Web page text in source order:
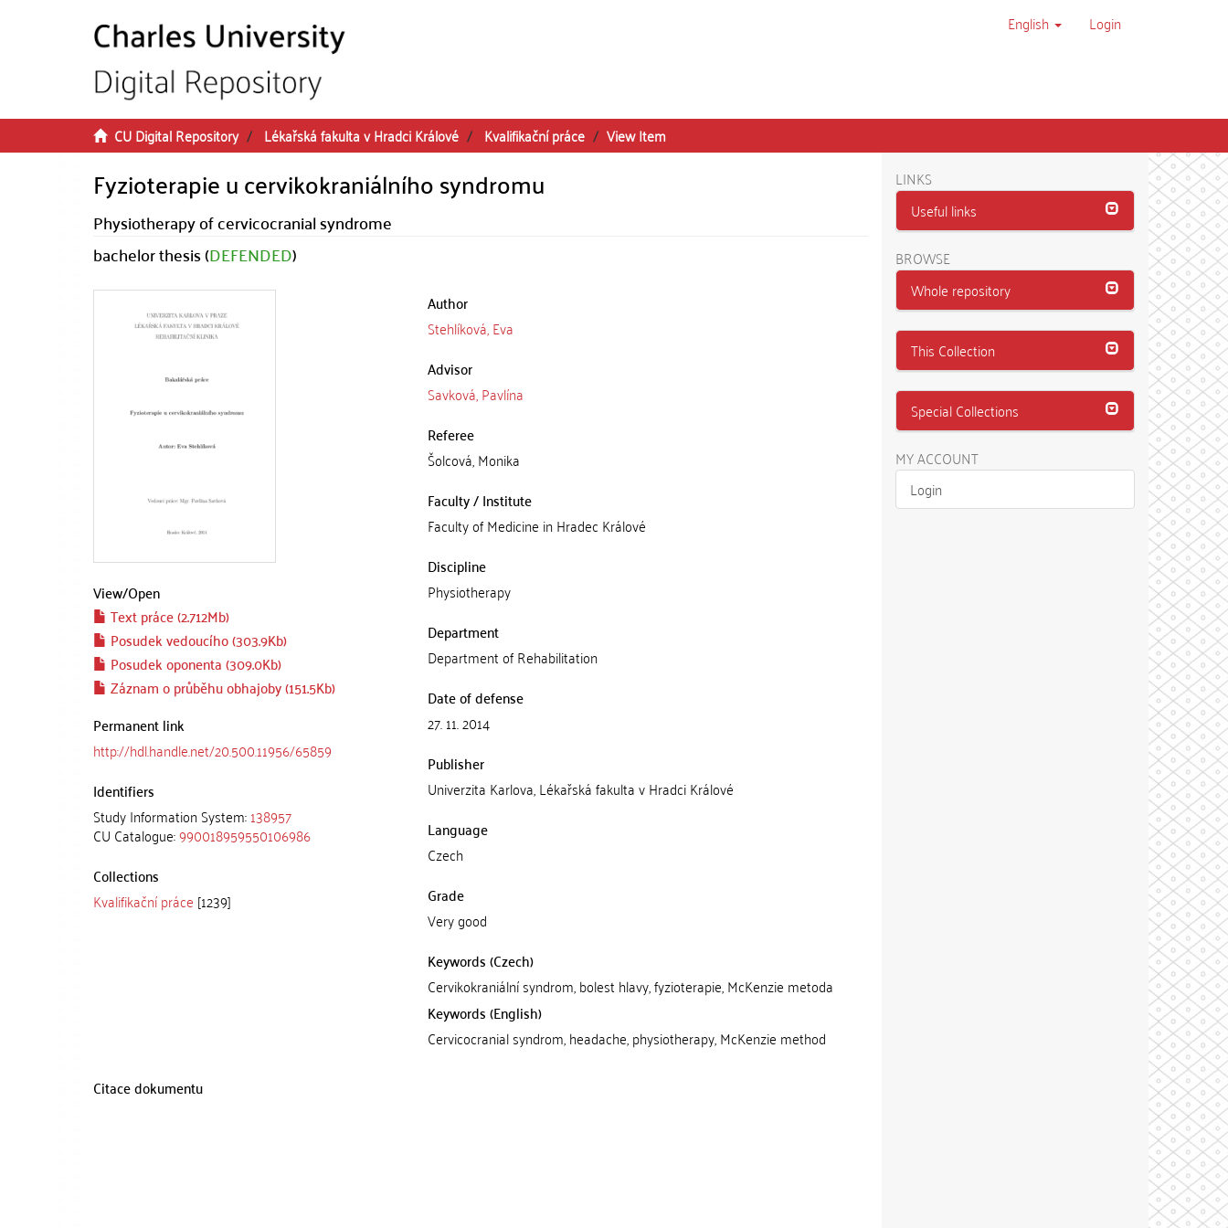
English Login
CU Digital Repository Lékařská fakulta v Hradci Králové Kvalifikační práce View Item
Fyzioterapie u cervikokraniálního syndromu
Physiotherapy of cervicocranial syndrome
bachelor thesis (DEFENDED)
View/Open
Text práce (2.712Mb)
Posudek vedoucího (303.9Kb)
Posudek oponenta (309.0Kb)
Záznam o průběhu obhajoby (151.5Kb)
Permanent link
http://hdl.handle.net/20.500.11956/65859
Identifiers
Study Information System:138957
CU Catalogue:990018959550106986
Collections
Kvalifikační práce [1239]
Author
Stehlíková, Eva
Advisor
Savková, Pavlína
Referee
Šolcová, Monika
Faculty / Institute
Faculty of Medicine in Hradec Králové
Discipline
Physiotherapy
Department
Department of Rehabilitation
Date of defense
27. 11. 2014
Publisher
Univerzita Karlova, Lékařská fakulta v Hradci Králové
Language
Czech
Grade
Very good
Keywords (Czech)
Cervikokraniální syndrom, bolest hlavy, fyzioterapie, McKenzie metoda
Keywords (English)
Cervicocranial syndrom, headache, physiotherapy, McKenzie method
Citace dokumentu
LINKS
Useful links
BROWSE
Whole repository
This Collection
Special Collections
MY ACCOUNT
Login